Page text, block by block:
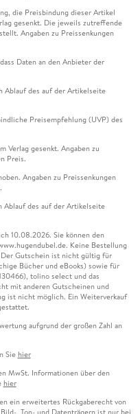
die Preisbindung dieser Artikel
gesenkt. Die jeweils zutreffende
Angaben zu Preissenkungen
Daten an den Anbieter der
Ablauf des auf der Artikelseite
Preisempfehlung (UVP) des
Verlag gesenkt. Angaben zu
Preis.
Angaben zu Preissenkungen
Ablauf des auf der Artikelseite
10.08.2026. Sie können den
Keine Bestellung
Gutschein ist nicht gültig für
Bücher und eBooks) sowie für
tolino select und das
mit anderen Gutscheinen und
ist nicht möglich. Ein Weiterverkauf
aufgrund der großen Zahl an
Sie hier
MwSt. Informationen über den
hier
ein erweitertes Rückgaberecht von